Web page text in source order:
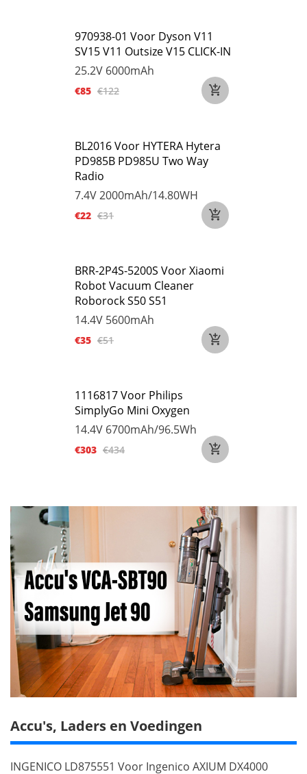
970938-01 Voor Dyson V11
SV15 V11 Outsize V15 CLICK-IN
25.2V 6000mAh
€85 €122
BL2016 Voor HYTERA Hytera
PD985B PD985U Two Way
Radio
7.4V2000mAh/14.80WH
€22 €31
BRR-2P4S-5200S Voor Xiaomi
Robot Vacuum Cleaner
Roborock S50 S51
14.4V 5600mAh
€35 €51
1116817 Voor Philips
SimplyGo Mini Oxygen
14.4V 6700mAh/96.5Wh
€303 €434
Accu's, Laders en Voedingen
INGENICO LD875551 Voor Ingenico AXIUM DX4000